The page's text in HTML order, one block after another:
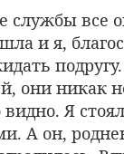
службы все
и я,
они никак
Я
А он,